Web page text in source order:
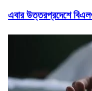
এবার উত্তরপ্রদেশে